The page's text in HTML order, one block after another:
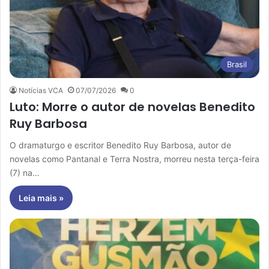
Brasil
Notícias VCA 07/07/2026 0
Luto: Morre o autor de novelas Benedito
Ruy Barbosa
O dramaturgo e escritor Benedito Ruy Barbosa, autor de
novelas como Pantanal e Terra Nostra, morreu nesta terça-feira
(7) na…
Leia mais »